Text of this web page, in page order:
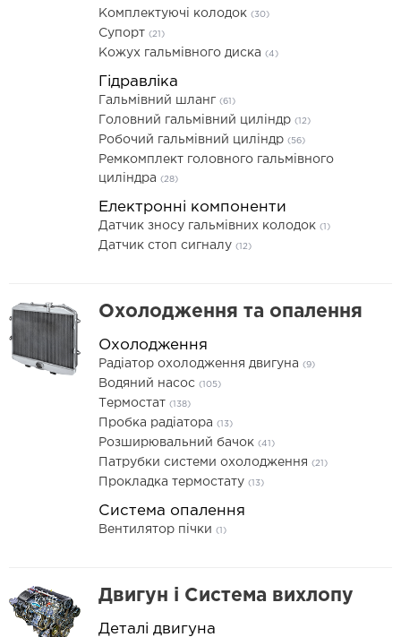
Комплектуючі колодок (30)
Супорт (21)
Кожух гальмівного диска (4)
Гідравліка
Гальмівний шланг (61)
Головний гальмівний циліндр (12)
Робочий гальмівний циліндр (56)
Ремкомплект головного гальмівного
циліндра (28)
Електронні компоненти
Датчик зносу гальмівних колодок (1)
Датчик стоп сигналу (12)
Охолодження та опалення
Охолодження
Радіатор охолодження двигуна (9)
Водяний насос (105)
Термостат (138)
Пробка радіатора (13)
Розширювальний бачок (41)
Патрубки системи охолодження (21)
Прокладка термостату (13)
Система опалення
Вентилятор пічки (1)
Двигун і Система вихлопу
Деталі двигуна